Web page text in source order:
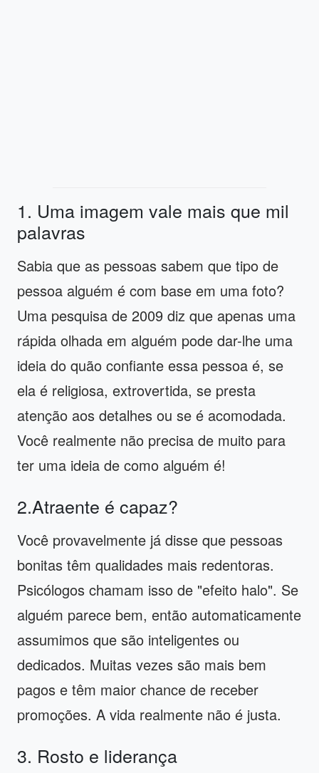
1. Uma imagem vale mais que mil
palavras
Sabia que as pessoas sabem que tipo de
pessoa alguém é com base em uma foto?
Uma pesquisa de 2009 diz que apenas uma
rápida olhada em alguém pode dar-lhe uma
ideia do quão confiante essa pessoa é, se
ela é religiosa, extrovertida, se presta
atenção aos detalhes ou se é acomodada.
Você realmente não precisa de muito para
ter uma ideia de como alguém é!
2.Atraente é capaz?
Você provavelmente já disse que pessoas
bonitas têm qualidades mais redentoras.
Psicólogos chamam isso de "efeito halo". Se
alguém parece bem, então automaticamente
assumimos que são inteligentes ou
dedicados. Muitas vezes são mais bem
pagos e têm maior chance de receber
promoções. A vida realmente não é justa.
3. Rosto e liderança